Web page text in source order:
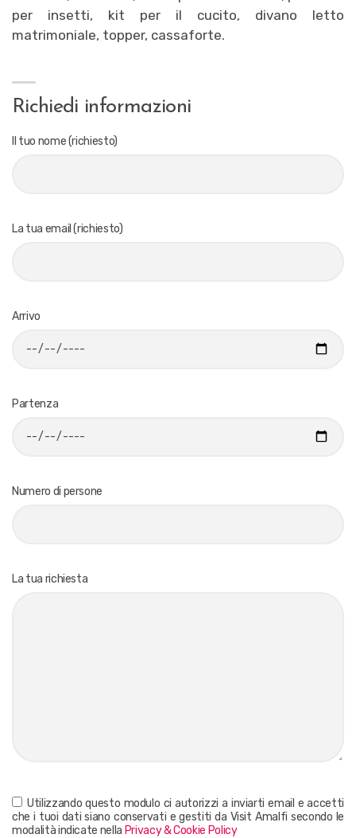
per insetti, kit per il cucito, divano letto
matrimoniale, topper, cassaforte.
Richiedi informazioni
Il tuo nome (richiesto)
La tua email (richiesto)
Arrivo
Partenza
Numero di persone
La tua richiesta
Utilizzando questo modulo ci autorizzi a inviarti email e accetti
che i tuoi dati siano conservati e gestiti da Visit Amalfi secondo le
modalità indicate nella Privacy & Cookie Policy